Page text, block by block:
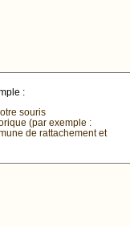
:
souris
(par exemple :
de rattachement et